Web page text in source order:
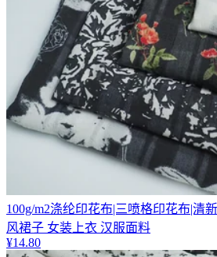
100g/m2涤纶印花布|三喷格印花布|清
风裙子 女装上衣 汉服面料
¥14.80